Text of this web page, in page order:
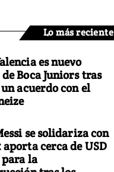
Lo más reciente
es nuevo
Boca Juniors tras
acuerdo con el
se solidariza con
cerca de USD
para la